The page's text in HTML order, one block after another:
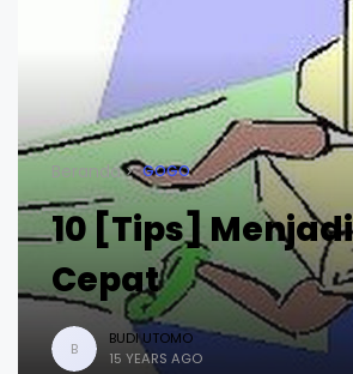
Beranda GOGO
10 [Tips]
Cepat
B
BUDI UTOMO
15 YEARS AGO